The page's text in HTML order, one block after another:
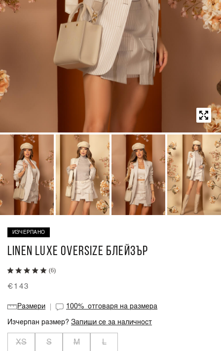
ИЗЧЕРПАНО
LINEN LUXE OVERSIZE БЛЕЙЗЪР
(6)
€143
Размери 100%отговаря на размера
Изчерпан размер?Запиши се за наличност
XS S M L